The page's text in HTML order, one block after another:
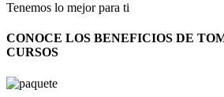
Tenemos lo mejor para ti
CONOCE LOS BENEFICIOS DE
CURSOS